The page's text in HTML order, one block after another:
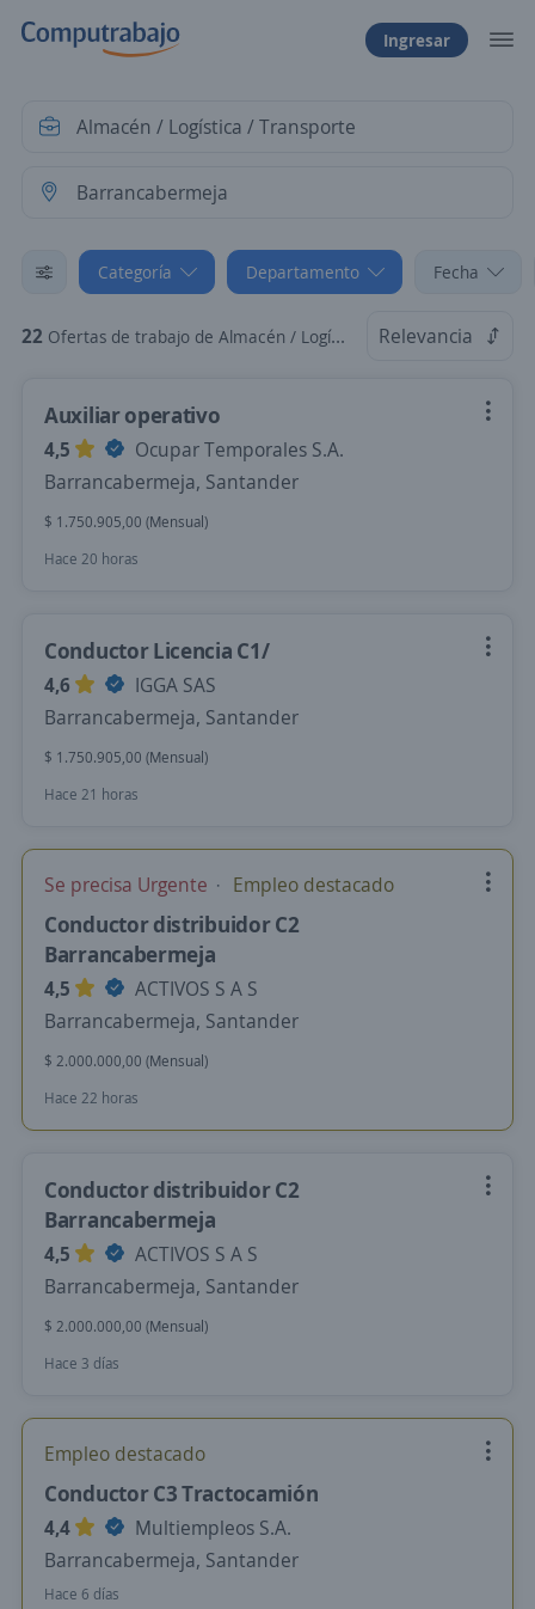
Ingresar
Categoría Departamento Fecha
22 Ofertas de trabajo de Almacén / Logística / Transporte en Barrancabermeja, Santander Relevancia
Auxiliar operativo
4,5
Ocupar Temporales S.A.
Barrancabermeja, Santander
$ 1.750.905,00 (Mensual)
Hace 20 horas
Conductor Licencia C1/
4,6
IGGA SAS
Barrancabermeja, Santander
$ 1.750.905,00 (Mensual)
Hace 21 horas
Se precisa Urgente Empleo destacado
Conductor distribuidor C2
Barrancabermeja
4,5
ACTIVOS S A S
Barrancabermeja, Santander
$ 2.000.000,00 (Mensual)
Hace 22 horas
Conductor distribuidor C2
Barrancabermeja
4,5
ACTIVOS S A S
Barrancabermeja, Santander
$ 2.000.000,00 (Mensual)
Hace 3 días
Empleo destacado
Conductor C3 Tractocamión
4,4
Multiempleos S.A.
Barrancabermeja, Santander
Hace 6 días